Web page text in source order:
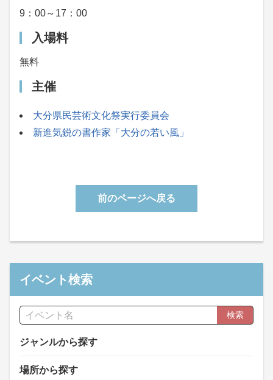
9：00～17：00
入場料
無料
主催
大分県民芸術文化祭実行委員会
新進気鋭の書作家「大分の若い風」
前のページへ戻る
イベント検索
検索
ジャンルから探す
場所から探す